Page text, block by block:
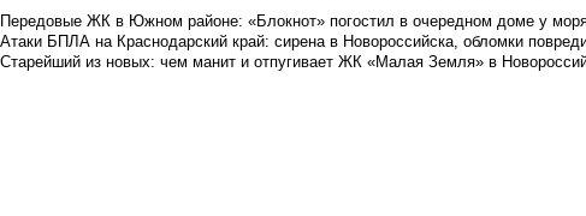
Передовые ЖК в Южном районе: «Блокнот» погостил в очередном доме у
Атаки БПЛА на Краснодарский край: сирена в Новороссийска, обломки
Старейший из новых: чем манит и отпугивает ЖК «Малая Земля» в